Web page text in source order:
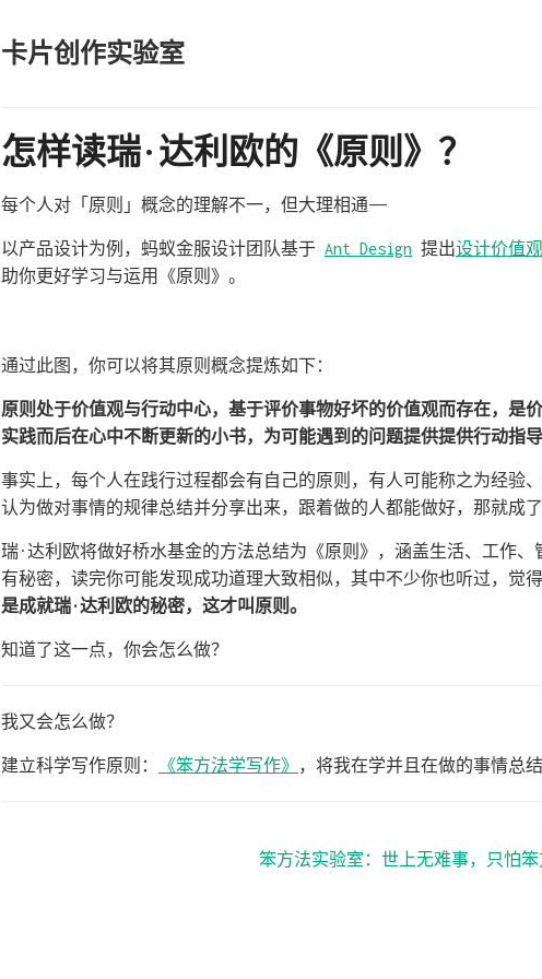
卡片创作实验室
怎样读瑞·达利欧的《原则》？
每个人对「原则」概念的理解不一，但大理相通——
以产品设计为例，蚂蚁金服设计团队基于 Ant Design 提出设计价值观
助你更好学习与运用《原则》。
通过此图，你可以将其原则概念提炼如下：
原则处于价值观与行动中心，基于评价事物好坏的价值观而存在，是
实践而后在心中不断更新的小书，为可能遇到的问题提供提供行动指导
事实上，每个人在践行过程都会有自己的原则，有人可能称之为经验
认为做对事情的规律总结并分享出来，跟着做的人都能做好，那就成
瑞·达利欧将做好桥水基金的方法总结为《原则》，涵盖生活、工作
有秘密，读完你可能发现成功道理大致相似，其中不少你也听过，觉
是成就瑞·达利欧的秘密，这才叫原则。
知道了这一点，你会怎么做？
我又会怎么做？
建立科学写作原则： 《笨方法学写作》 ，将我在学并且在做的事情总
笨方法实验室：世上无难事，只怕笨